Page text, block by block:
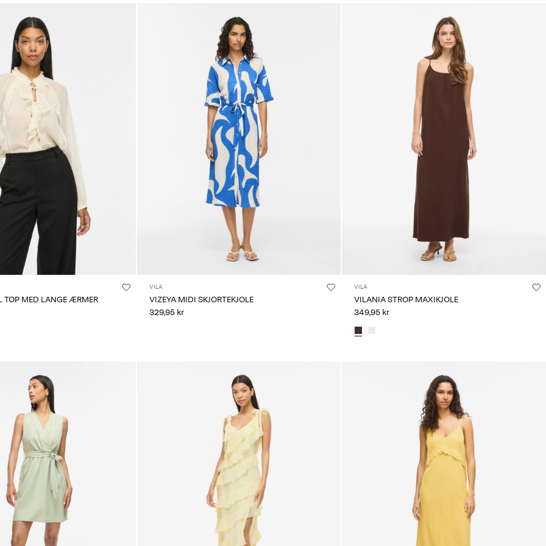
TOP MED LANGE ÆRMER
VILA
VIZEYA MIDI SKJORTEKJOLE
329,95 kr
VILA
VILANIA STROP MAXIKJOLE
349,95 kr